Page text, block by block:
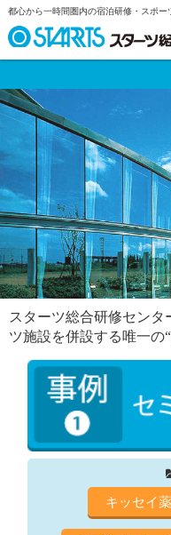
都心から一時間圏内の宿泊研修・スポー
スターツ総合研修センタ
ツ施設を併設する唯一の
キッセイ